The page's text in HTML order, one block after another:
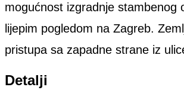
mogućnost izgradnje stambenog
lijepim pogledom na Zagreb.
pristupa sa zapadne strane iz
Detalji